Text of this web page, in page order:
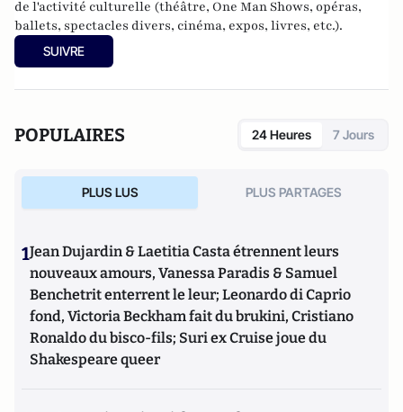
de l'activité culturelle (théâtre, One Man Shows, opéras,
ballets, spectacles divers, cinéma, expos, livres, etc.).
SUIVRE
POPULAIRES 24 Heures 7 Jours
PLUS LUS PLUS PARTAGES
1Jean Dujardin & Laetitia Casta étrennent leurs
nouveaux amours, Vanessa Paradis & Samuel
Benchetrit enterrent le leur; Leonardo di Caprio
fond, Victoria Beckham fait du brukini, Cristiano
Ronaldo du bisco-fils; Suri ex Cruise joue du
Shakespeare queer